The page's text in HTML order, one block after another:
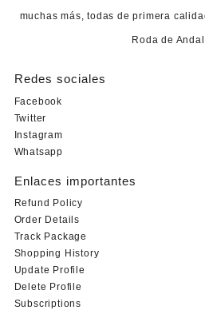
muchas más, todas de primera
Roda de
Redes sociales
Facebook
Twitter
Instagram
Whatsapp
Enlaces importantes
Refund Policy
Order Details
Track Package
Shopping History
Update Profile
Delete Profile
Subscriptions